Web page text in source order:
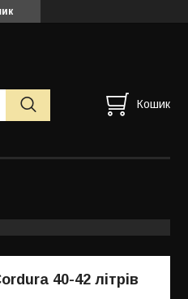
Кошик
40-42 літрів